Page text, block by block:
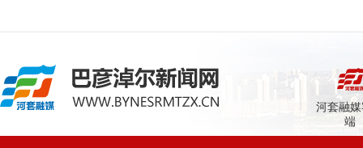
河套融
端